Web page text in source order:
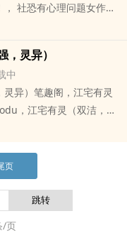
家
任何东西，不敢与人接
己不能再这样下去，她
所，可里面那位穆医
砰直tiao，两位又会ca出
，灵异）
中
异）笔趣阁，江宅有灵
，江宅有灵（双洁，双
任感，敢zuo敢当的刑警
了江尧一条命，江尧yin
为何能看到她。遂强迫
页
/页